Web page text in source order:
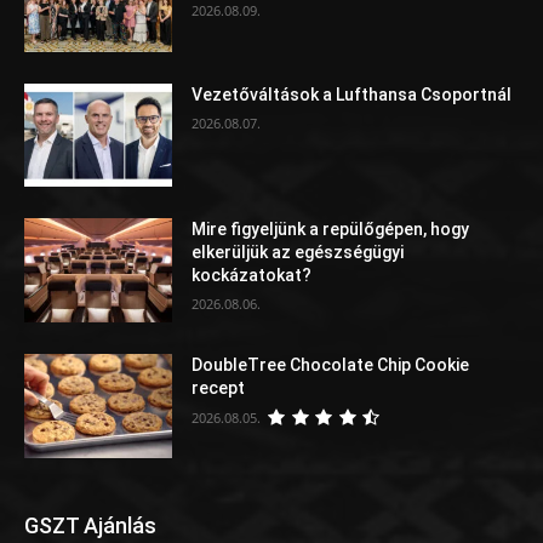
2026.08.09.
Vezetőváltások a Lufthansa Csoportnál
2026.08.07.
Mire figyeljünk a repülőgépen, hogy
elkerüljük az egészségügyi
kockázatokat?
2026.08.06.
DoubleTree Chocolate Chip Cookie
recept
2026.08.05.
GSZT Ajánlás